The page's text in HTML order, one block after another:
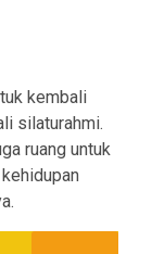
kembali
silaturahmi.
ruang untuk